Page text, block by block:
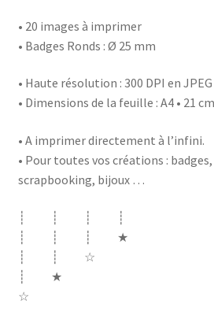
• 20 images à imprimer
• Badges Ronds : Ø 25 mm
• Haute résolution : 300 DPI en JPEG
• Dimensions de la feuille : A4 • 21
• A imprimer directement à l’infini.
• Pour toutes vos créations :
scrapbooking, bijoux …
┊ ┊ ┊ ┊
┊ ┊ ┊ ★
┊ ┊ ☆
┊ ★
☆